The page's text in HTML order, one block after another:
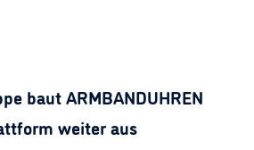
baut ARMBANDUHREN
weiter aus